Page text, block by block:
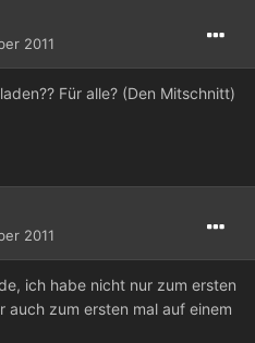
2011
Für alle? (Den Mitschnitt)
2011
ich habe nicht nur zum ersten
auch zum ersten mal auf einem